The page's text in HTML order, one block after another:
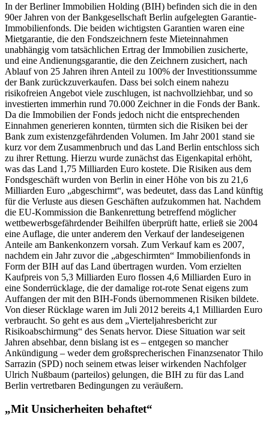
In der Berliner Immobilien Holding (BIH) befinden sich die in den
90er Jahren von der Bankgesellschaft Berlin aufgelegten Garantie-
Immobilienfonds. Die beiden wichtigsten Garantien waren eine
Mietgarantie, die den Fondszeichnern feste Mieteinnahmen
unabhängig vom tatsächlichen Ertrag der Immobilien zusicherte,
und eine Andienungsgarantie, die den Zeichnern zusichert, nach
Ablauf von 25 Jahren ihren Anteil zu 100% der Investitionssumme
der Bank zurückzuverkaufen. Dass bei solch einem nahezu
risikofreien Angebot viele zuschlugen, ist nachvollziehbar, und so
investierten immerhin rund 70.000 Zeichner in die Fonds der Bank.
Da die Immobilien der Fonds jedoch nicht die entsprechenden
Einnahmen generieren konnten, türmten sich die Risiken bei der
Bank zum existenzgefährdenden Volumen. Im Jahr 2001 stand sie
kurz vor dem Zusammenbruch und das Land Berlin entschloss sich
zu ihrer Rettung. Hierzu wurde zunächst das Eigenkapital erhöht,
was das Land 1,75 Milliarden Euro kostete. Die Risiken aus dem
Fondsgeschäft wurden von Berlin in einer Höhe von bis zu 21,6
Milliarden Euro „abgeschirmt“, was bedeutet, dass das Land künftig
für die Verluste aus diesen Geschäften aufzukommen hat. Nachdem
die EU-Kommission die Bankenrettung betreffend möglicher
wettbewerbsgefährdender Beihilfen überprüft hatte, erließ sie 2004
eine Auflage, die unter anderem den Verkauf der landeseigenen
Anteile am Bankenkonzern vorsah. Zum Verkauf kam es 2007,
nachdem ein Jahr zuvor die „abgeschirmten“ Immobilienfonds in
Form der BIH auf das Land übertragen wurden. Vom erzielten
Kaufpreis von 5,3 Milliarden Euro flossen 4,6 Milliarden Euro in
eine Sonderrücklage, die der damalige rot-rote Senat eigens zum
Auffangen der mit den BIH-Fonds übernommenen Risiken bildete.
Von dieser Rücklage waren im Juli 2012 bereits 4,1 Milliarden Euro
verbraucht. So geht es aus dem „Vierteljahresbericht zur
Risikoabschirmung“ des Senats hervor. Diese Situation war seit
Jahren absehbar, denn bislang ist es – entgegen so mancher
Ankündigung – weder dem großsprecherischen Finanzsenator Thilo
Sarrazin (SPD) noch seinem etwas leiser wirkenden Nachfolger
Ulrich Nußbaum (parteilos) gelungen, die BIH zu für das Land
Berlin vertretbaren Bedingungen zu veräußern.
„Mit Unsicherheiten behaftet“